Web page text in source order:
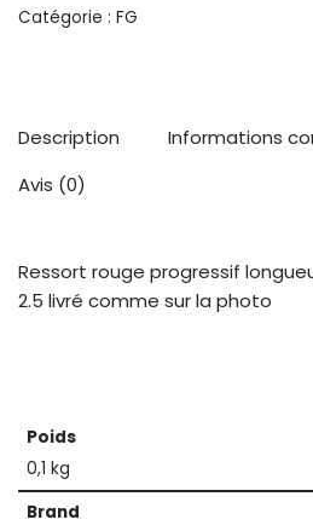
Catégorie : FG
Description
Informations
Avis (0)
Ressort rouge progressif
2.5 livré comme sur la photo
Poids
0,1 kg
Brand